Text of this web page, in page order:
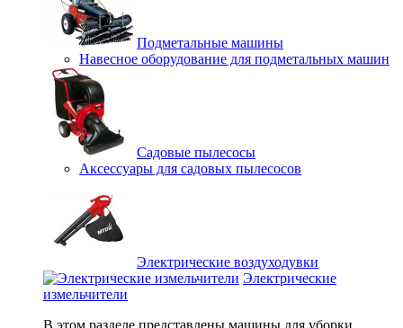
Подметальные машины
Навесное оборудование для подметальных машин
Садовые пылесосы
Аксессуары для садовых пылесосов
Электрические воздуходувки
Электрические
измельчители
В этом разделе представлены машины для уборки